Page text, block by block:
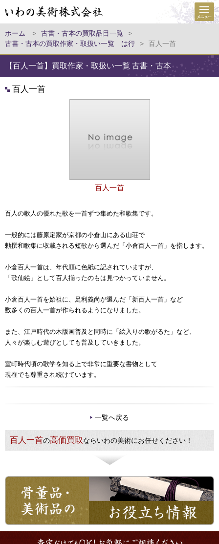
ホーム > 古書・古本の買取品目一覧
>
古書・古本の買取作家・取扱い一覧 は行
> 百人一首
【百人一首】買取作家・取扱い一覧 古書・古本
百人一首
百人一首
百人の歌人の優れた歌を一首ずつ集めた和歌集です。
一般的には藤原定家が京都の小倉山にある山荘で
勅撰和歌集に収載される短歌から選んだ「小倉百人一首」を指します。
小倉百人一首は、年代順に色紙に記されていますが、
「歌仙絵」として百人揃ったのもは見つかっていません。
小倉百人一首を始祖に、足利義尚が選んだ「新百人一首」など
数多くの百人一首が作られるようになりました。
また、江戸時代の木版画普及と同時に「絵入りの歌がるた」など、
人々が楽しむ遊びとしても普及していきました。
室町時代頃の歌学を知る上で非常に重要な書物として
現在でも尊重され続けています。
一覧へ戻る
百人一首の高価買取ならいわの美術にお任せください！